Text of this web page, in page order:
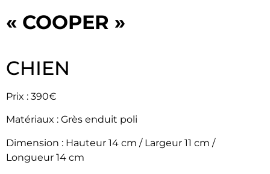
« COOPER »
CHIEN
Prix : 390€
Matériaux : Grès enduit poli
Dimension : ​Hauteur 14 cm / Largeur 11 cm /
Longueur 14 cm